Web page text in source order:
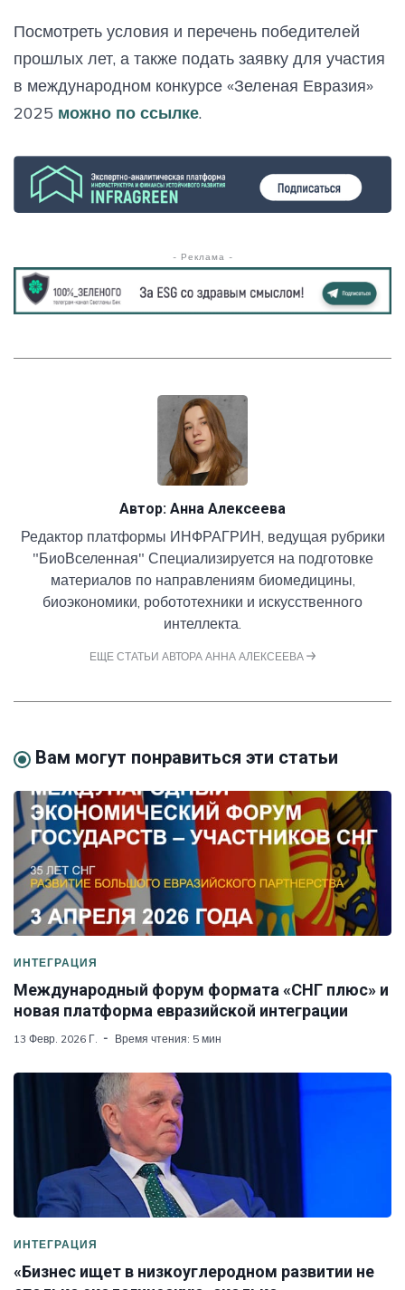
Посмотреть условия и перечень победителей
прошлых лет, а также подать заявку для участия
в международном конкурсе «Зеленая Евразия»
2025 можно по ссылке.
- Реклама -
Автор: Анна Алексеева
Редактор платформы ИНФРАГРИН, ведущая рубрики
"БиоВселенная" Специализируется на подготовке
материалов по направлениям биомедицины,
биоэкономики, робототехники и искусственного
интеллекта.
ЕЩЕ СТАТЬИ АВТОРА АННА АЛЕКСЕЕВА
Вам могут понравиться эти статьи
ИНТЕГРАЦИЯ
Международный форум формата «СНГ плюс» и
новая платформа евразийской интеграции
13 Февр. 2026 Г. Время чтения: 5 мин
ИНТЕГРАЦИЯ
«Бизнес ищет в низкоуглеродном развитии не